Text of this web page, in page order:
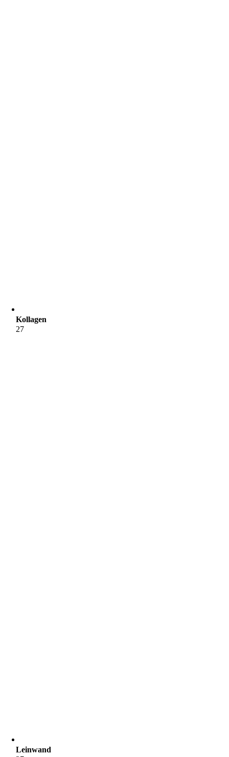
Kollagen
27
Leinwand